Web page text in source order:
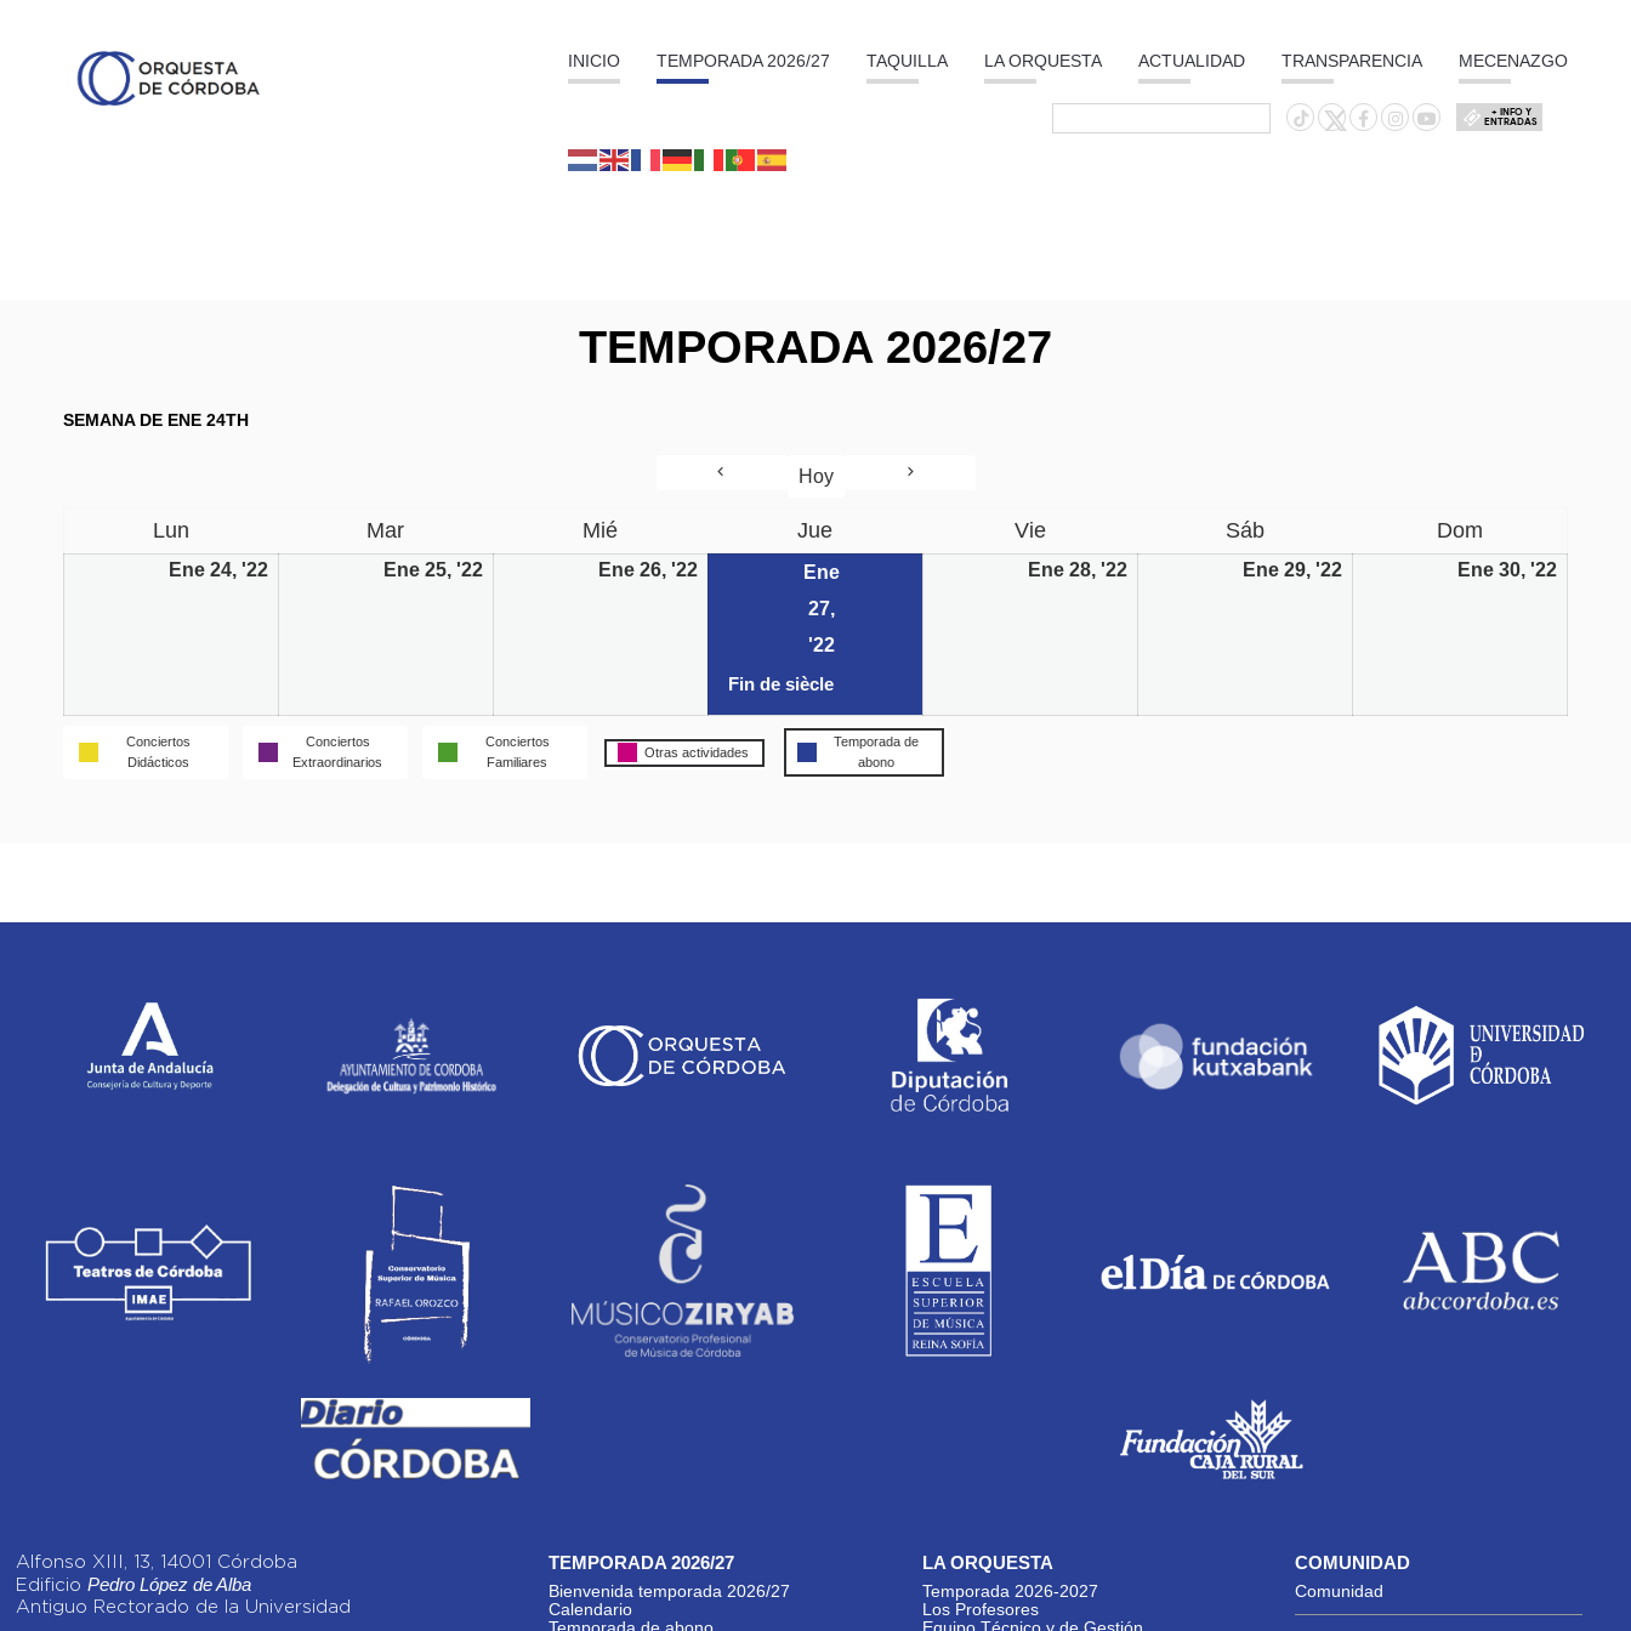
INICIO TEMPORADA 2026/27 TAQUILLA LA ORQUESTA ACTUALIDAD TRANSPARENCIA MECENAZGO
+ INFO Y
ENTRADAS
TEMPORADA 2026/27
SEMANA DE ENE 24TH
Hoy
Lun Mar Mié Jue Vie Sáb Dom
Ene 24, '22 Ene 25, '22 Ene 26, '22
Ene
27,
'22
Fin de siècle
Ene 28, '22 Ene 29, '22 Ene 30, '22
Conciertos
Didácticos
Conciertos
Extraordinarios
Conciertos
Familiares
Otras actividades
Temporada de
abono
Alfonso XIII, 13, 14001 Córdoba
Edificio Pedro López de Alba
Antiguo Rectorado de la Universidad
TEMPORADA 2026/27
Bienvenida temporada 2026/27
Calendario
Temporada de abono
LA ORQUESTA
Temporada 2026-2027
Los Profesores
Equipo Técnico y de Gestión
COMUNIDAD
Comunidad